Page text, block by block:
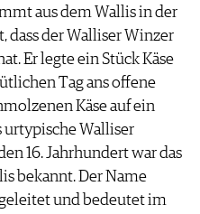
aus dem Wallis in der
dass der Walliser Winzer
Er legte ein Stück Käse
Tag ans offene
Käse auf ein
urtypische Walliser
16. Jahrhundert war das
bekannt. Der Name
und bedeutet im